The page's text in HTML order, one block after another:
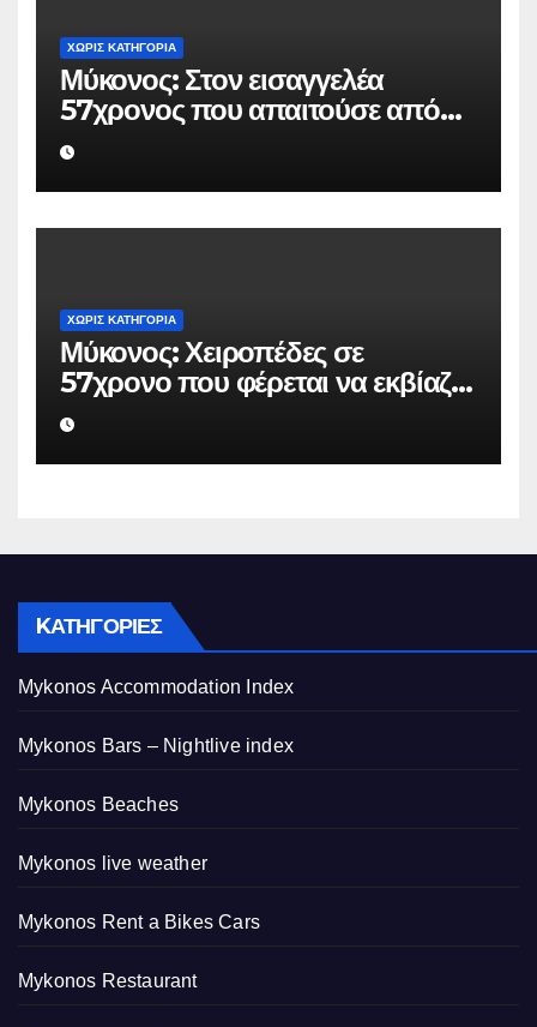
ΧΩΡΊΣ ΚΑΤΗΓΟΡΊΑ
Μύκονος: Στον εισαγγελέα
57χρονος που απαιτούσε από
επιχειρηματία 80.000 ευρώ για
να μην κάνει καταγγελίες σε
βάρος του
ΧΩΡΊΣ ΚΑΤΗΓΟΡΊΑ
Μύκονος: Χειροπέδες σε
57χρονο που φέρεται να εκβίαζε
επιχείρηση για να «θάψει»
ψευδείς καταγγελίες – Η παγίδα
που του έστησε η ΕΛ.ΑΣ.
KΑΤΗΓΟΡΊΕΣ
Mykonos Accommodation Index
Mykonos Bars – Nightlive index
Mykonos Beaches
Mykonos live weather
Mykonos Rent a Bikes Cars
Mykonos Restaurant